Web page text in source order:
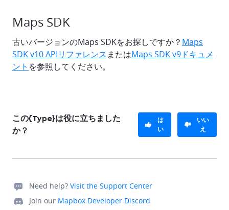
Maps SDK
古いバージョンのMaps SDKをお探しですか？ Maps
SDK v10 APIリファレンス またはMaps SDK v9ドキュメ
ント を参照してください。
この{Type}は役に立ちました
か？
は
い
いい
え
Need help? Visit the Support Center
Join our Mapbox Developer Discord